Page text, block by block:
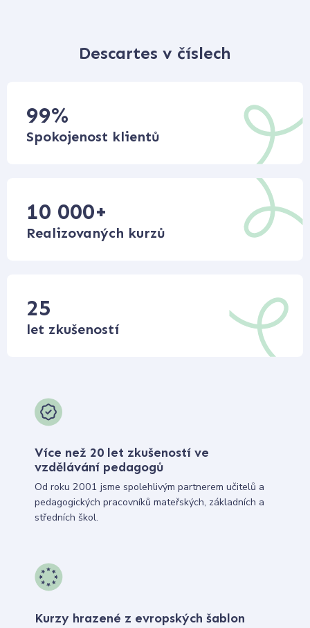
Descartes v číslech
99%
Spokojenost klientů
10 000+
Realizovaných kurzů
25
let zkušeností
Více než 20 let zkušeností ve
vzdělávání pedagogů
Od roku 2001 jsme spolehlivým partnerem učitelů a
pedagogických pracovníků mateřských, základních a
středních škol.
Kurzy hrazené z evropských šablon